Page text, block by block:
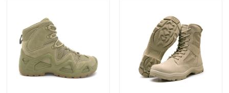
Seragam Tempur Militer
Seragam Kamuflase Militer